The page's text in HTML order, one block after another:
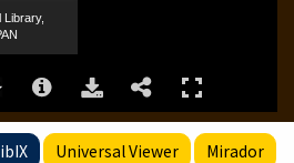
Universal Viewer Mirador